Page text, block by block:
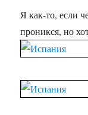
Я как-то, если
проникся, но